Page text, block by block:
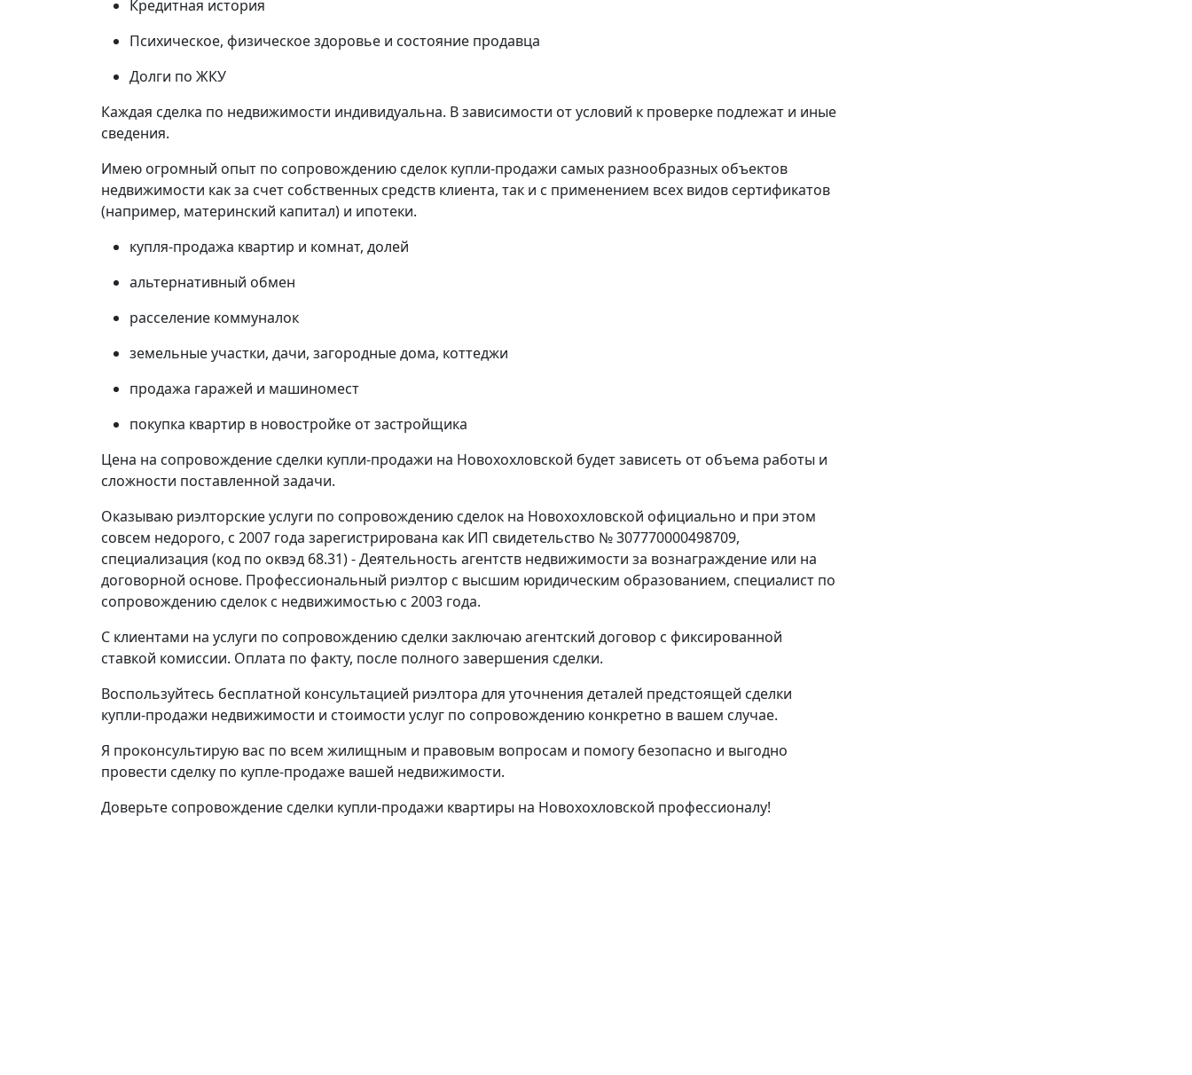
Кредитная история
Психическое, физическое здоровье и состояние продавца
Долги по ЖКУ
Каждая сделка по недвижимости индивидуальна. В зависимости от условий к проверке подлежат и иные
сведения.
Имею огромный опыт по сопровождению сделок купли-продажи самых разнообразных объектов
недвижимости как за счет собственных средств клиента, так и с применением всех видов сертификатов
(например, материнский капитал) и ипотеки.
купля-продажа квартир и комнат, долей
альтернативный обмен
расселение коммуналок
земельные участки, дачи, загородные дома, коттеджи
продажа гаражей и машиномест
покупка квартир в новостройке от застройщика
Цена на сопровождение сделки купли-продажи на Новохохловской будет зависеть от объема работы и
сложности поставленной задачи.
Оказываю риэлторские услуги по сопровождению сделок на Новохохловской официально и при этом
совсем недорого, с 2007 года зарегистрирована как ИП свидетельство № 307770000498709,
специализация (код по оквэд 68.31) - Деятельность агентств недвижимости за вознаграждение или на
договорной основе. Профессиональный риэлтор с высшим юридическим образованием, специалист по
сопровождению сделок с недвижимостью с 2003 года.
С клиентами на услуги по сопровождению сделки заключаю агентский договор с фиксированной
ставкой комиссии. Оплата по факту, после полного завершения сделки.
Воспользуйтесь бесплатной консультацией риэлтора для уточнения деталей предстоящей сделки
купли-продажи недвижимости и стоимости услуг по сопровождению конкретно в вашем случае.
Я проконсультирую вас по всем жилищным и правовым вопросам и помогу безопасно и выгодно
провести сделку по купле-продаже вашей недвижимости.
Доверьте сопровождение сделки купли-продажи квартиры на Новохохловской профессионалу!